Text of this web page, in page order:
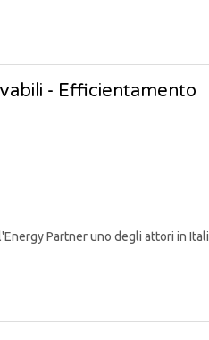
- Efficientamento
Partner uno degli attori in